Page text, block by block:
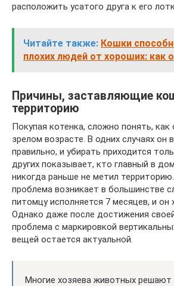
расположить усатого друга к его
Читайте также: Кошки
плохих людей от хороших: как
Причины, заставляющие
территорию
Покупая котенка, сложно понять, как
зрелом возрасте. В одних случаях он
правильно, и убирать приходится
других показывает, кто главный в
никогда раньше не метил
проблема возникает в большинстве
питомцу исполняется 7 месяцев, и он
Однако даже после достижения
проблема с маркировкой
вещей остается актуальной.
Многие хозяева животных решают